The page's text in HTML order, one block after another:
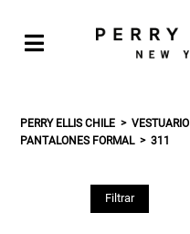
PERRY ELLIS CHILE VESTUARIO
PANTALONES FORMAL
311
Filtrar